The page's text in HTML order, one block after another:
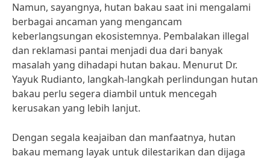
Namun, sayangnya, hutan bakau saat ini mengalami
berbagai ancaman yang mengancam
keberlangsungan ekosistemnya. Pembalakan illegal
dan reklamasi pantai menjadi dua dari banyak
masalah yang dihadapi hutan bakau. Menurut Dr.
Yayuk Rudianto, langkah-langkah perlindungan hutan
bakau perlu segera diambil untuk mencegah
kerusakan yang lebih lanjut.
Dengan segala keajaiban dan manfaatnya, hutan
bakau memang layak untuk dilestarikan dan dijaga